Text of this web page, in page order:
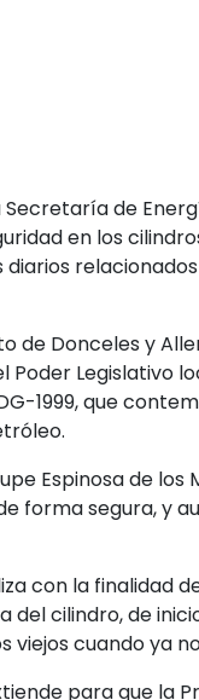
de
en los
de Donceles y
Legislativo
1999, que
Espinosa de
forma segura, y
con la finalidad
cilindro, de
cuando ya
para que la